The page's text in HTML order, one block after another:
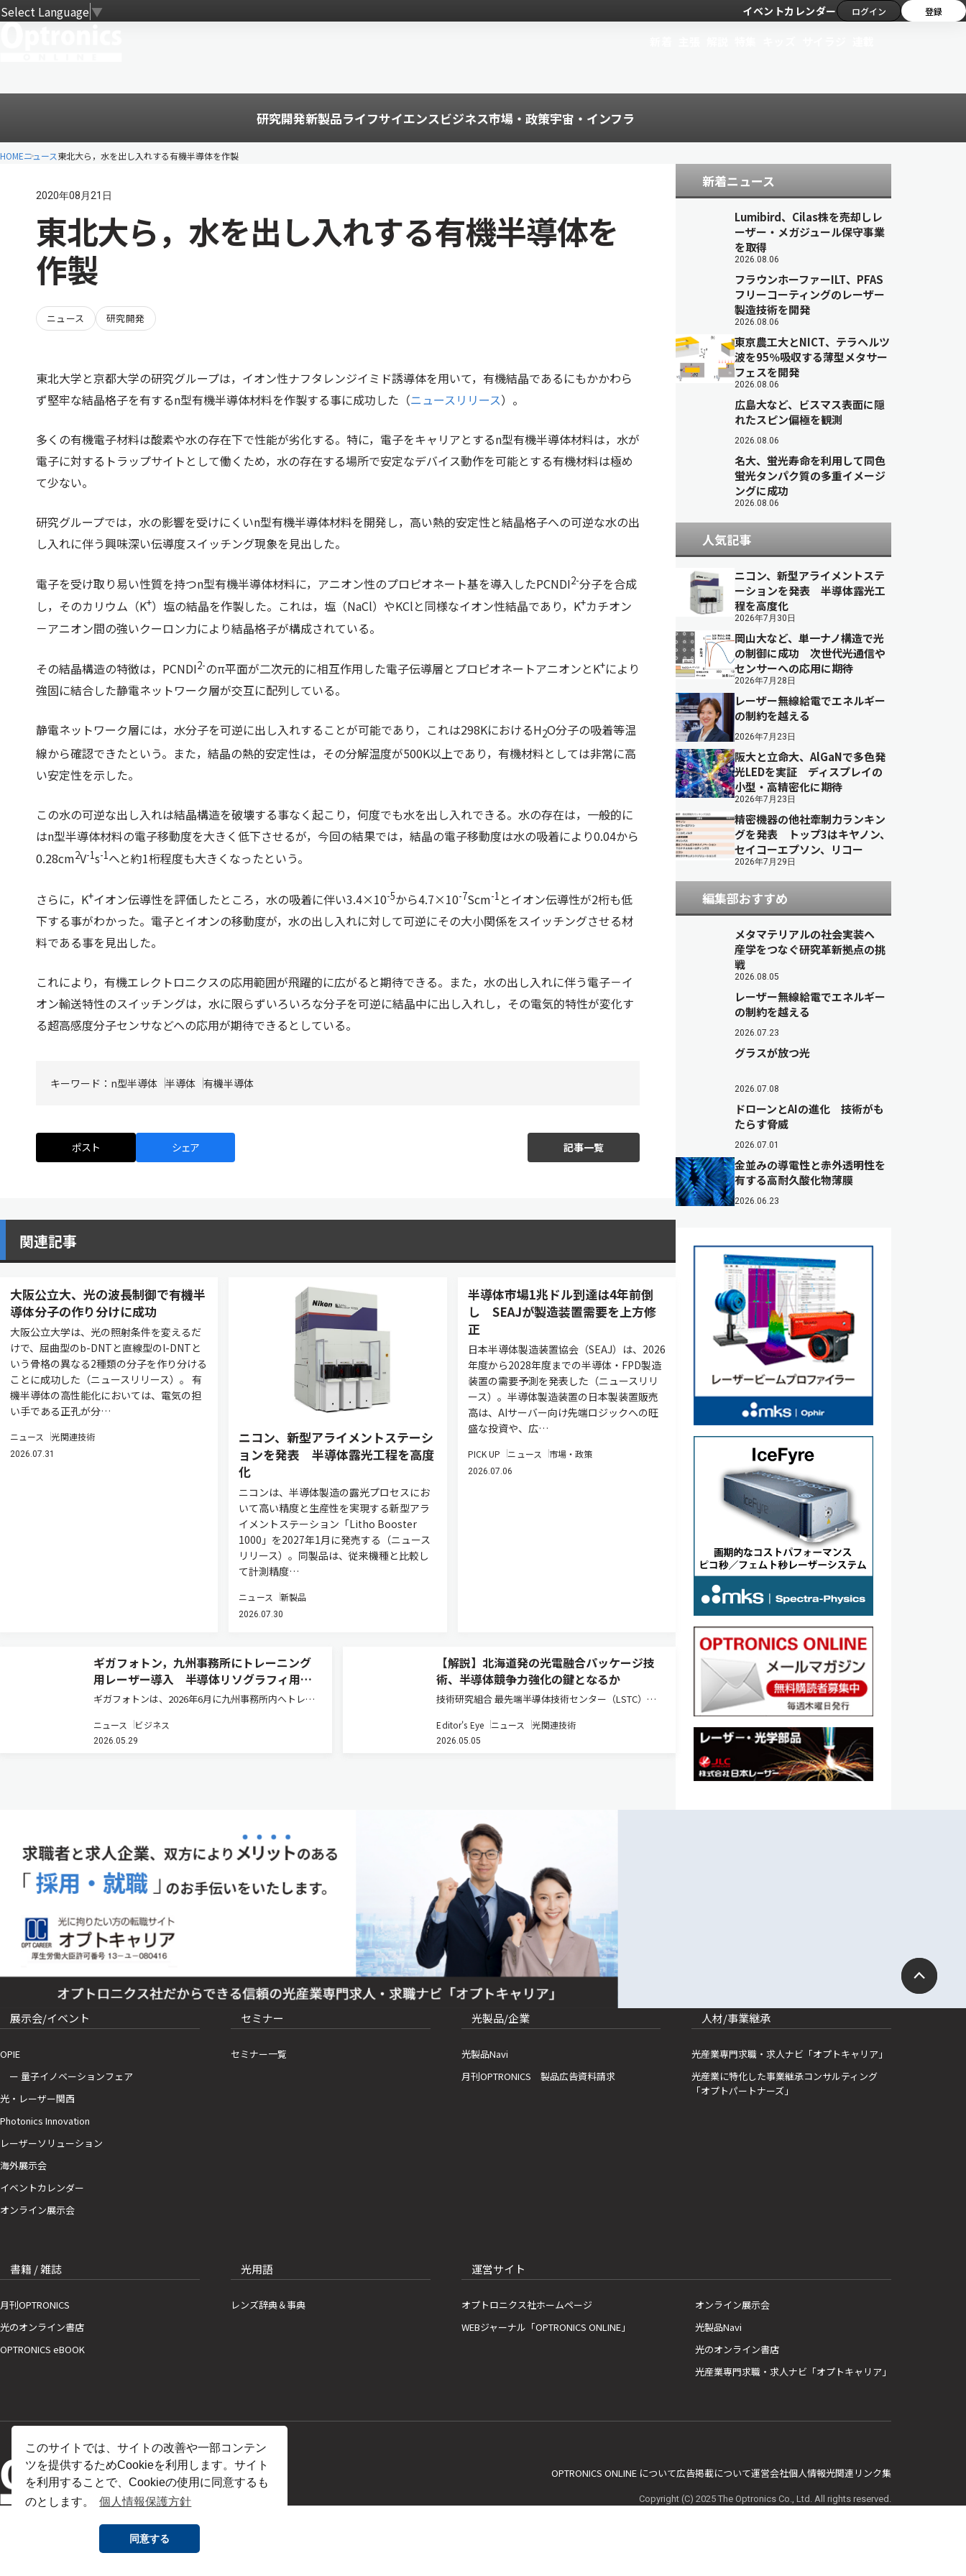
このサイトでは、サイトの改善や一部コンテン
ツを提供するためCookieを利用します。サイト
を利用することで、Cookieの使用に同意するも
のとします。
個人情報保護方針
同意する
Select Language▼ イベントカレンダー ログイン 登録
研究開発新製品ライフサイエンスビジネス市場・政策宇宙・インフラ
HOMEニュース東北大ら，水を出し入れする有機半導体を作製
2020年08月21日
東北大ら，水を出し入れする有機半導体を
作製
ニュース 研究開発
東北大学と京都大学の研究グループは，イオン性ナフタレンジイミド誘導体を用いて，有機結晶であるにもかかわら
ず堅牢な結晶格子を有するn型有機半導体材料を作製する事に成功した（ニュースリリース）。
多くの有機電子材料は酸素や水の存在下で性能が劣化する。特に，電子をキャリアとするn型有機半導体材料は，水が
電子に対するトラップサイトとして働くため，水の存在する場所で安定なデバイス動作を可能とする有機材料は極め
て少ない。
研究グループでは，水の影響を受けにくいn型有機半導体材料を開発し，高い熱的安定性と結晶格子への可逆な水の出
し入れに伴う興味深い伝導度スイッチング現象を見出した。
電子を受け取り易い性質を持つn型有機半導体材料に，アニオン性のプロピオネート基を導入したPCNDI2-分子を合成
し，そのカリウム（K+）塩の結晶を作製した。これは，塩（NaCl）やKClと同様なイオン性結晶であり，K+カチオン
－アニオン間の強いクーロン力により結晶格子が構成されている。
その結晶構造の特徴は，PCNDI2-のπ平面が二次元的に相互作用した電子伝導層とプロピオネートアニオンとK+により
強固に結合した静電ネットワーク層が交互に配列している。
静電ネットワーク層には，水分子を可逆に出し入れすることが可能であり，これは298KにおけるH2O分子の吸着等温
線から確認できたという。また，結晶の熱的安定性は，その分解温度が500K以上であり，有機材料としては非常に高
い安定性を示した。
この水の可逆な出し入れは結晶構造を破壊する事なく起こり，何度でも水を出し入れできる。水の存在は，一般的に
はn型半導体材料の電子移動度を大きく低下させるが，今回の結果では，結晶の電子移動度は水の吸着により0.04から
0.28cm2V-1s-1へと約1桁程度も大きくなったという。
さらに，K+イオン伝導性を評価したところ，水の吸着に伴い3.4×10-5から4.7×10-7Scm-1 とイオン伝導性が2桁も低
下する事がわかった。電子とイオンの移動度が，水の出し入れに対して可逆にその大小関係をスイッチングさせる材
料である事を見出した。
これにより，有機エレクトロニクスの応用範囲が飛躍的に広がると期待できる。また，水の出し入れに伴う電子－イ
オン輸送特性のスイッチングは，水に限らずいろいろな分子を可逆に結晶中に出し入れし，その電気的特性が変化す
る超高感度分子センサなどへの応用が期待できるとしている。
キーワード： n型半導体 半導体 有機半導体
ポスト シェア 記事一覧
関連記事
大阪公立大、光の波長制御で有機半
導体分子の作り分けに成功
大阪公立大学は、光の照射条件を変えるだ
けで、屈曲型のb-DNTと直線型のl-DNTと
いう骨格の異なる2種類の分子を作り分ける
ことに成功した（ニュースリリース）。 有
機半導体の高性能化においては、電気の担
い手である正孔が分…
ニュース 光関連技術
2026.07.31
ニコン、新型アライメントステーシ
ョンを発表 半導体露光工程を高度
化
ニコンは、半導体製造の露光プロセスにお
いて高い精度と生産性を実現する新型アラ
イメントステーション「Litho Booster
1000」を2027年1月に発売する（ニュース
リリース）。同製品は、従来機種と比較し
て計測精度…
ニュース 新製品
2026.07.30
半導体市場1兆ドル到達は4年前倒
し SEAJが製造装置需要を上方修
正
日本半導体製造装置協会（SEAJ）は、2026
年度から2028年度までの半導体・FPD製造
装置の需要予測を発表した（ニュースリリ
ース）。半導体製造装置の日本製装置販売
高は、AIサーバー向け先端ロジックへの旺
盛な投資や、広…
PICK UP ニュース 市場・政策
2026.07.06
ギガフォトン，九州事務所にトレーニング
用レーザー導入 半導体リソグラフィ用光
源のサポート体制を強化
ギガフォトンは、2026年6月に九州事務所内へトレー
すると発表した（ニュースリリース）。 近年、AI需要
の拡大を背景に半導体産業の成長が続いており、今後
ニュース ビジネス
2026.05.29
【解説】北海道発の光電融合パッケージ技
術、半導体競争力強化の鍵となるか
技術研究組合 最先端半導体技術センター（LSTC）が
の半導体戦略において重要な転換点を示している。ポ
スト5G時代におけるデータ通信量の爆発的増大と電力
Editor's Eye ニュース 光関連技術
2026.05.05
新着ニュース
Lumibird、Cilas株を売却しレ
ーザー・メガジュール保守事業
を取得
2026.08.06
フラウンホーファーILT、PFAS
フリーコーティングのレーザー
製造技術を開発
2026.08.06
東京農工大とNICT、テラヘルツ
波を95％吸収する薄型メタサー
フェスを開発
2026.08.06
広島大など、ビスマス表面に隠
れたスピン偏極を観測
2026.08.06
名大、蛍光寿命を利用して同色
蛍光タンパク質の多重イメージ
ングに成功
2026.08.06
人気記事
ニコン、新型アライメントステ
ーションを発表 半導体露光工
程を高度化
2026年7月30日
岡山大など、単一ナノ構造で光
の制御に成功 次世代光通信や
センサーへの応用に期待
2026年7月28日
レーザー無線給電でエネルギー
の制約を越える
2026年7月23日
阪大と立命大、AlGaNで多色発
光LEDを実証 ディスプレイの
小型・高精密化に期待
2026年7月23日
精密機器の他社牽制力ランキン
グを発表 トップ3はキヤノン、
セイコーエプソン、リコー
2026年7月29日
編集部おすすめ
メタマテリアルの社会実装へ
産学をつなぐ研究革新拠点の挑
戦
2026.08.05
レーザー無線給電でエネルギー
の制約を越える
2026.07.23
グラスが放つ光
2026.07.08
ドローンとAIの進化 技術がも
たらす脅威
2026.07.01
金並みの導電性と赤外透明性を
有する高耐久酸化物薄膜
2026.06.23
展示会/イベント
OPIE
ー 量子イノベーションフェア
光・レーザー関西
Photonics Innovation
レーザーソリューション
海外展示会
イベントカレンダー
オンライン展示会
セミナー
セミナー一覧
光製品/企業
光製品Navi
月刊OPTRONICS 製品広告資料請求
人材/事業継承
光産業専門求職・求人ナビ「オプトキャリア」
光産業に特化した事業継承コンサルティング
「オプトパートナーズ」
書籍 / 雑誌
月刊OPTRONICS
光のオンライン書店
OPTRONICS eBOOK
光用語
レンズ辞典＆事典
運営サイト
オプトロニクス社ホームページ
WEBジャーナル「OPTRONICS ONLINE」
オンライン展示会
光製品Navi
光のオンライン書店
光産業専門求職・求人ナビ「オプトキャリア」
OPTRONICS ONLINE について広告掲載について運営会社個人情報光関連リンク集
Copyright (C) 2025 The Optronics Co., Ltd. All rights reserved.